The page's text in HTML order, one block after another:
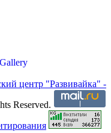
центр "Развивайка" -
Reserved.